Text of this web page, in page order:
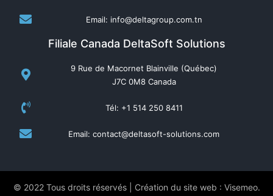
Email: info@deltagroup.com.tn
Filiale Canada DeltaSoft Solutions
9 Rue de Macornet Blainville (Québec)
J7C 0M8 Canada
Tél: +1 514 250 8411
Email: contact@deltasoft-solutions.com
© 2022 Tous droits réservés | Création du site web : Visemeo.